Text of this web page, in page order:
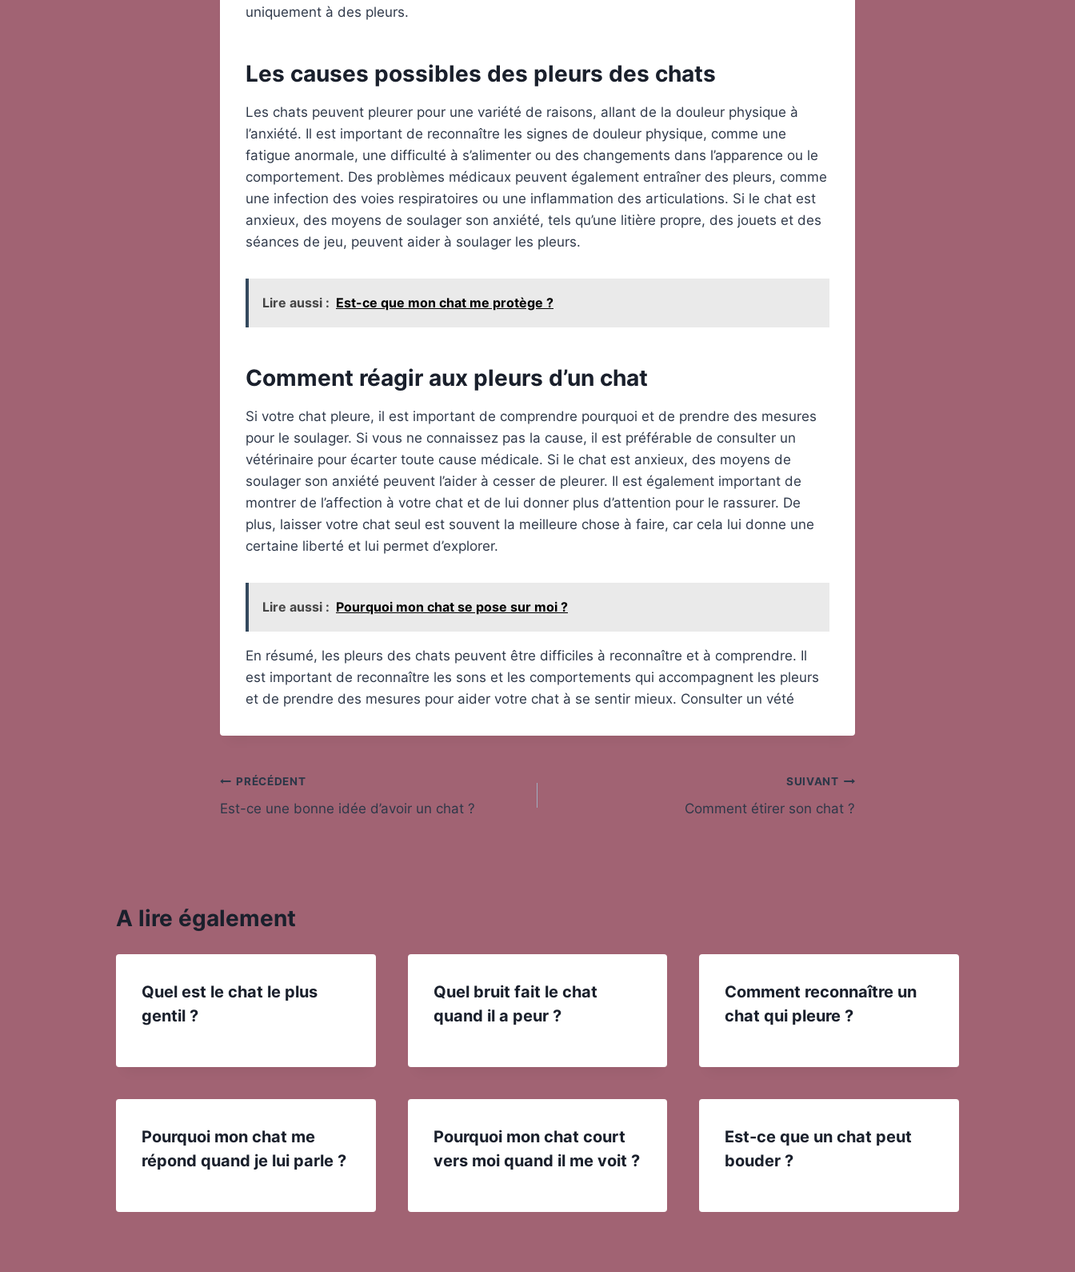
uniquement à des pleurs.
Les causes possibles des pleurs des chats
Les chats peuvent pleurer pour une variété de raisons, allant de la douleur physique à
l’anxiété. Il est important de reconnaître les signes de douleur physique, comme une
fatigue anormale, une difficulté à s’alimenter ou des changements dans l’apparence ou le
comportement. Des problèmes médicaux peuvent également entraîner des pleurs, comme
une infection des voies respiratoires ou une inflammation des articulations. Si le chat est
anxieux, des moyens de soulager son anxiété, tels qu’une litière propre, des jouets et des
séances de jeu, peuvent aider à soulager les pleurs.
Lire aussi : Est-ce que mon chat me protège ?
Comment réagir aux pleurs d’un chat
Si votre chat pleure, il est important de comprendre pourquoi et de prendre des mesures
pour le soulager. Si vous ne connaissez pas la cause, il est préférable de consulter un
vétérinaire pour écarter toute cause médicale. Si le chat est anxieux, des moyens de
soulager son anxiété peuvent l’aider à cesser de pleurer. Il est également important de
montrer de l’affection à votre chat et de lui donner plus d’attention pour le rassurer. De
plus, laisser votre chat seul est souvent la meilleure chose à faire, car cela lui donne une
certaine liberté et lui permet d’explorer.
Lire aussi : Pourquoi mon chat se pose sur moi ?
En résumé, les pleurs des chats peuvent être difficiles à reconnaître et à comprendre. Il
est important de reconnaître les sons et les comportements qui accompagnent les pleurs
et de prendre des mesures pour aider votre chat à se sentir mieux. Consulter un vété
Navigation
de
PRÉCÉDENT
Est-ce une bonne idée d’avoir un chat ?
SUIVANT
Comment étirer son chat ?
A lire également
Quel est le chat le plus
gentil ?
Quel bruit fait le chat
quand il a peur ?
Comment reconnaître un
chat qui pleure ?
Pourquoi mon chat me
répond quand je lui parle ?
Pourquoi mon chat court
vers moi quand il me voit ?
Est-ce que un chat peut
bouder ?